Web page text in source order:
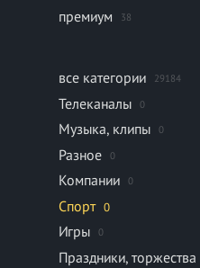
премиум 38
все категории 29184
Телеканалы 0
Музыка, клипы 0
Разное 0
Компании 0
Спорт 0
Игры 0
Праздники, торжества